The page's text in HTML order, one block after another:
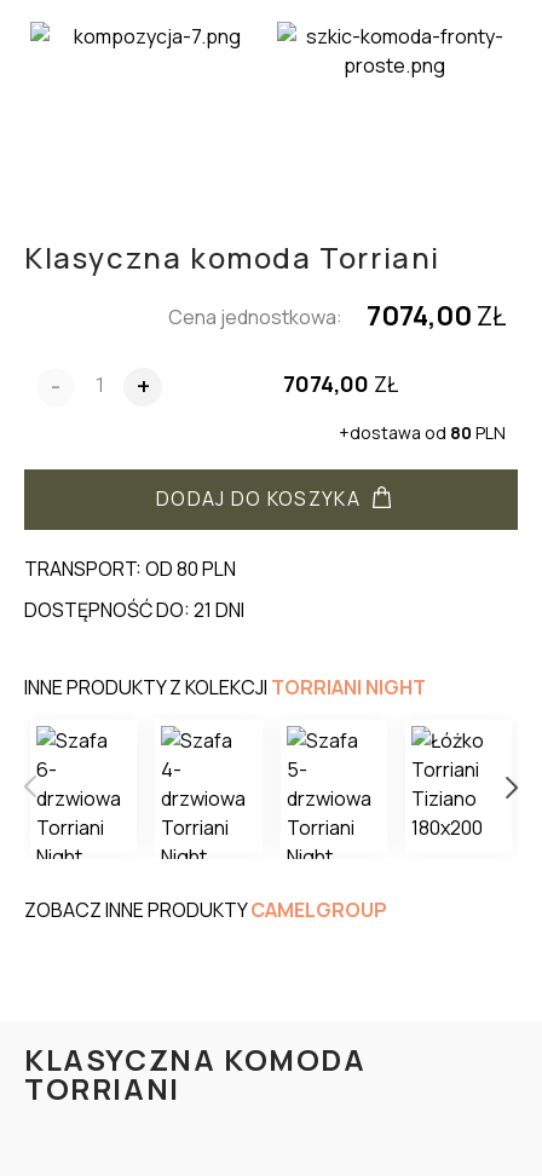
Klasyczna komoda Torriani
Cena jednostkowa: 7074,00 ZŁ
- + 7074,00 ZŁ
+dostawa od 80 PLN
DODAJ DO KOSZYKA
TRANSPORT: OD 80 PLN
DOSTĘPNOŚĆ DO: 21 DNI
INNE PRODUKTY Z KOLEKCJI TORRIANI NIGHT
ZOBACZ INNE PRODUKTYCAMELGROUP
KLASYCZNA KOMODA
TORRIANI